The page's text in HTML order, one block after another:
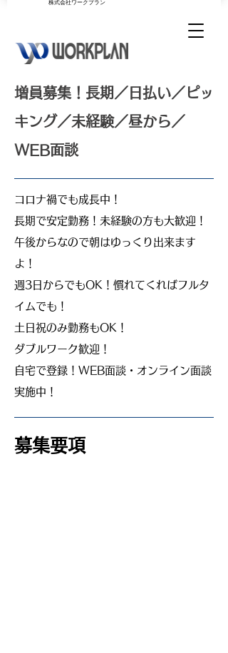
​株式会社ワークプラン
増員募集！長期／日払い／ピッ
キング／未経験／昼から／
WEB面談
コロナ禍でも成長中！
長期で安定勤務！未経験の方も大歓迎！
午後からなので朝はゆっくり出来ます
よ！
週3日からでもOK！慣れてくればフルタ
イムでも！
土日祝のみ勤務もOK！
ダブルワーク歓迎！
自宅で登録！WEB面談・オンライン面談
実施中！
募集要項